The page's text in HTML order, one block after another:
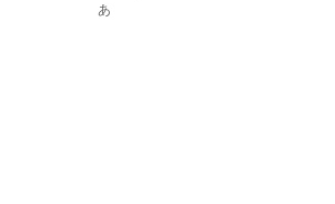
あ